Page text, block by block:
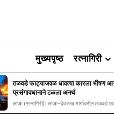
मुख्यपृष्ठ रत्नागिरी
तळवडे फाट्याजवळ धावत्या कारला भीषण
प्रसंगावधानाने टळला अनर्थ
लांजा (रत्नागिरी): लांजा–देवरुख मार्गावरील तळवडे